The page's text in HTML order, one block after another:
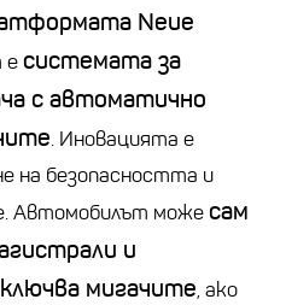
Neue
есистемата за
с автоматично
. Иновацията е
на безопасността и
Автомобилът можесам
и
мигачите, ако